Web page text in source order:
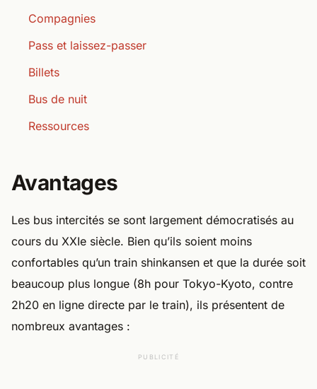
Compagnies
Pass et laissez-passer
Billets
Bus de nuit
Ressources
Avantages
Les bus intercités se sont largement démocratisés au
cours du XXIe siècle. Bien qu’ils soient moins
confortables qu’un train shinkansen et que la durée soit
beaucoup plus longue (8h pour Tokyo-Kyoto, contre
2h20 en ligne directe par le train), ils présentent de
nombreux avantages :
PUBLICITÉ